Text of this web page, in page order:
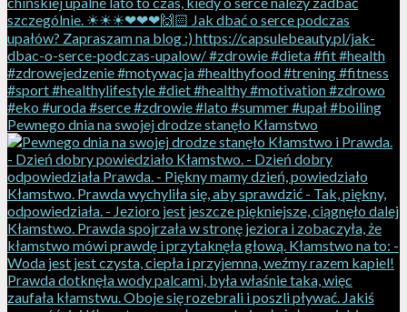
Pewnego dnia na swojej drodze stanęło Kłamstwo